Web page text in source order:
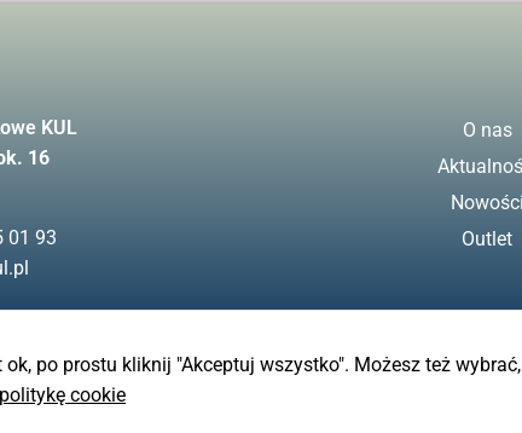
KUL
16
01 93
O nas
Nowości
Outlet
po prostu kliknij "Akceptuj wszystko". Możesz też
cookie